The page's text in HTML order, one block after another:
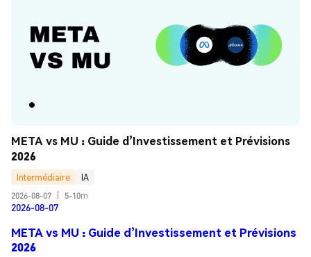
META vs MU : Guide d’Investissement et Prévisions
2026
Intermédiaire
IA
2026-08-07
5-10m
2026-08-07
META vs MU : Guide d’Investissement et Prévisions
2026